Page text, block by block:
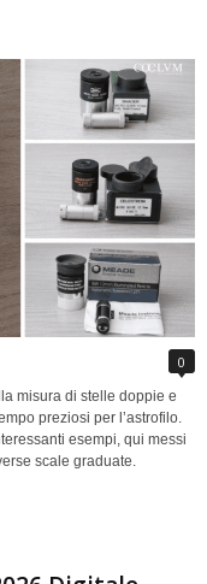
0
misura di stelle doppie e
preziosi per l’astrofilo.
esempi, qui messi
scale graduate.